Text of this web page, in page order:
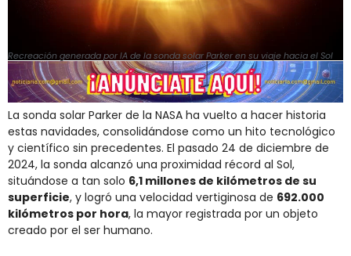
Recreación generada por IA de la sonda solar Parker en su viaje hacia el Sol
La sonda solar Parker de la NASA ha vuelto a hacer historia
estas navidades, consolidándose como un hito tecnológico
y científico sin precedentes. El pasado 24 de diciembre de
2024, la sonda alcanzó una proximidad récord al Sol,
situándose a tan solo 6,1 millones de kilómetros de su
superficie, y logró una velocidad vertiginosa de 692.000
kilómetros por hora, la mayor registrada por un objeto
creado por el ser humano.